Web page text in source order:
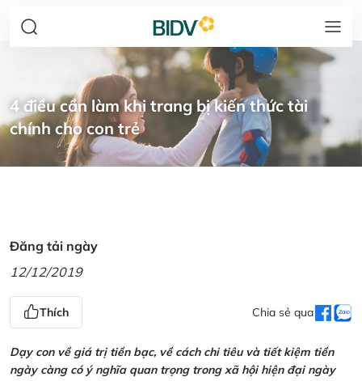
4 điều cần làm khi trang bị kiến thức tài
chính cho con trẻ
Đăng tải ngày
12/12/2019
Thích Chia sẻ qua
Dạy con về giá trị tiền bạc, về cách chi tiêu và tiết kiệm tiền
ngày càng có ý nghĩa quan trọng trong xã hội hiện đại ngày